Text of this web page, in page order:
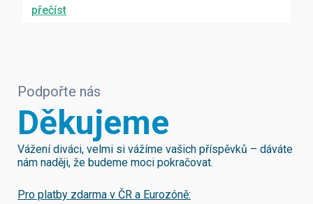
přečíst
Podpořte nás
Děkujeme
Vážení diváci, velmi si vážíme vašich příspěvků – dáváte
nám naději, že budeme moci pokračovat.
Pro platby zdarma v ČR a Eurozóně: